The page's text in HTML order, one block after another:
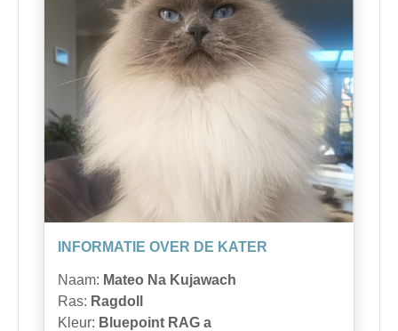
INFORMATIE OVER DE KATER
Naam: Mateo Na Kujawach
Ras: Ragdoll
Kleur: Bluepoint RAG a